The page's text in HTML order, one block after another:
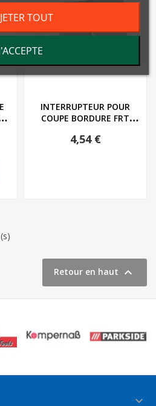
INTERRUPTEUR POUR
COUPE BORDURE FRT
4,54 €
Retour en haut 

TOUT